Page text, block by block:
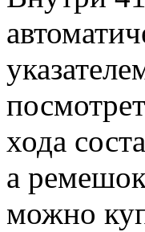
хода
а
можно